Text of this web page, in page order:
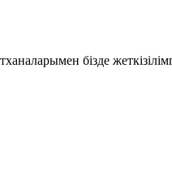
бізде